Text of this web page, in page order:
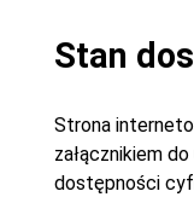
Stan
Strona
załącznikiem
dostępności